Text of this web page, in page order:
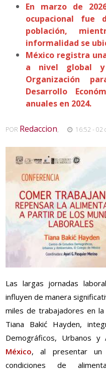
En marzo de
ocupacional fue
población,
informalidad se
México registra
a nivel global
Organización
Desarrollo
anuales en 2024.
POR Redaccion, 16:52 - 02
Las largas jornadas
influyen de manera
miles de trabajadores en
Tiana Bakić Hayden,
Demográficos, Urbanos y
México, al presentar un
condiciones de